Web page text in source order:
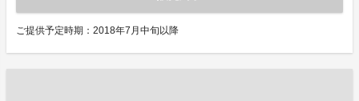
ご提供予定時期：2018年7月中旬以降